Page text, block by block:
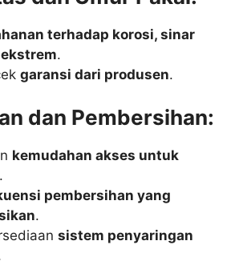
terhadap korosi, sinar
.
garansi dari produsen.
dan Pembersihan:
kemudahan akses untuk
.
pembersihan yang
.
sistem penyaringan